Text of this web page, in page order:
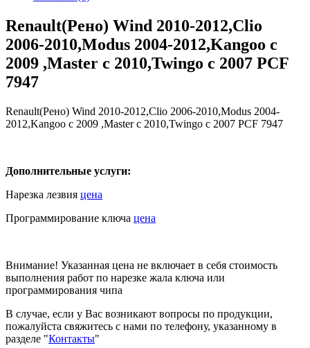
Renault(Рено) Wind 2010-2012,Clio
2006-2010,Modus 2004-2012,Kangoo c
2009 ,Master c 2010,Twingo c 2007 PCF
7947
Renault(Рено) Wind 2010-2012,Clio 2006-2010,Modus 2004-
2012,Kangoo c 2009 ,Master c 2010,Twingo c 2007 PCF 7947
Дополнительные услуги:
Нарезка лезвия цена
Программирование ключа цена
Внимание! Указанная цена не включает в себя стоимость
выполнения работ по нарезке жала ключа или
программирования чипа
В случае, если у Вас возникают вопросы по продукции,
пожалуйста свяжитесь с нами по телефону, указанному в
разделе "Контакты"